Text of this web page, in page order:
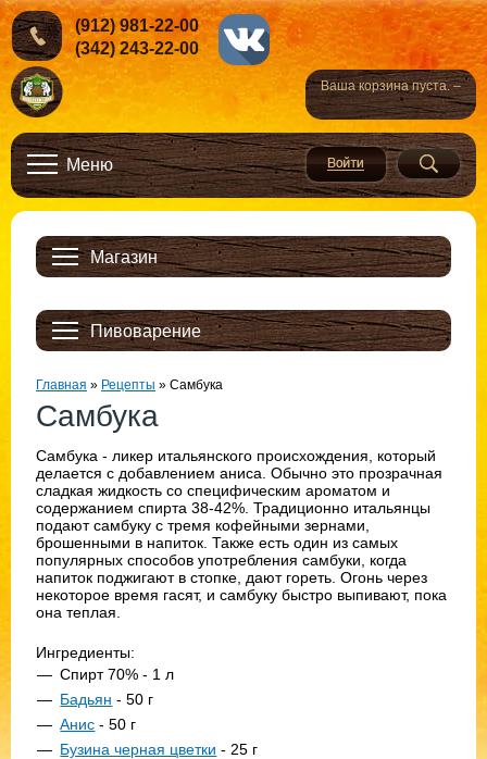
Ваша корзина пуста. –
(912) 981-22-00
(342) 243-22-00
Меню
Магазин
Пивоварение
Главная » Рецепты » Самбука
Самбука
Самбука - ликер итальянского происхождения, который
делается с добавлением аниса. Обычно это прозрачная
сладкая жидкость со специфическим ароматом и
содержанием спирта 38-42%. Традиционно итальянцы
подают самбуку с тремя кофейными зернами,
брошенными в напиток. Также есть один из самых
популярных способов употребления самбуки, когда
напиток поджигают в стопке, дают гореть. Огонь через
некоторое время гасят, и самбуку быстро выпивают, пока
она теплая.
Ингредиенты:
Спирт 70% - 1 л
Бадьян - 50 г
Анис - 50 г
Бузина черная цветки - 25 г